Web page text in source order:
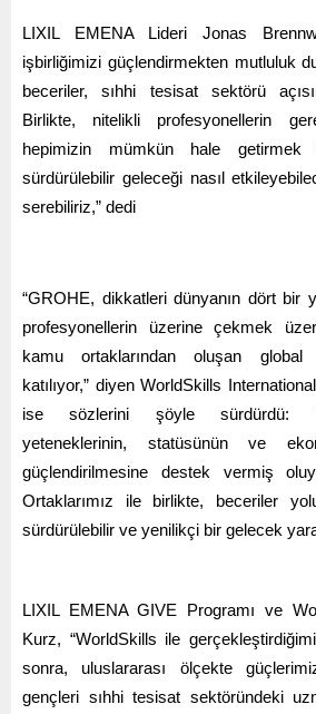
LIXIL EMENA Lideri Jonas
işbirliğimizi güçlendirmekten mutluluk
beceriler, sıhhi tesisat sektörü
Birlikte, nitelikli profesyonellerin
hepimizin mümkün hale getirmek
sürdürülebilir geleceği nasıl
serebiliriz,” dedi
“GROHE, dikkatleri dünyanın dört bir
profesyonellerin üzerine çekmek
kamu ortaklarından oluşan global
katılıyor,” diyen WorldSkills
ise sözlerini şöyle sürdürdü:
yeteneklerinin, statüsünün ve
güçlendirilmesine destek vermiş
Ortaklarımız ile birlikte, beceriler
sürdürülebilir ve yenilikçi bir gelecek
LIXIL EMENA GIVE Programı ve
Kurz, “WorldSkills ile
sonra, uluslararası ölçekte
gençleri sıhhi tesisat sektöründeki